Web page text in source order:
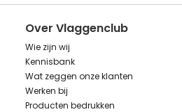
Over Vlaggenclub
Wie zijn wij
Kennisbank
Wat zeggen onze klanten
Werken bij
Producten bedrukken